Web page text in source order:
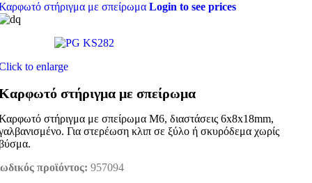
στήριγμα με σπείρωμα Login to see prices
to enlarge
στήριγμα με σπείρωμα
στήριγμα με σπείρωμα M6, διαστάσεις 6x8x18mm,
Για στερέωση κλιπ σε ξύλο ή σκυρόδεμα χωρίς
προϊόντος: 957094